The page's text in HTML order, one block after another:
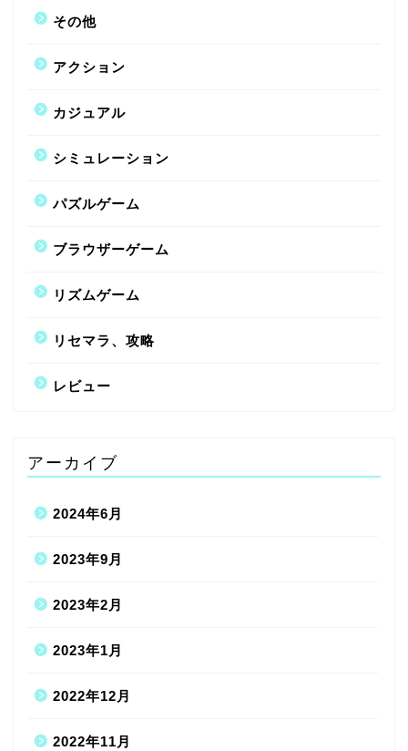
その他
アクション
カジュアル
シミュレーション
パズルゲーム
ブラウザーゲーム
リズムゲーム
リセマラ、攻略
レビュー
アーカイブ
2024年6月
2023年9月
2023年2月
2023年1月
2022年12月
2022年11月